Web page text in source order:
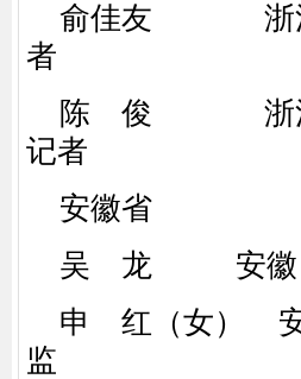
俞佳友 浙江日
者
陈 俊 浙江广
记者
安徽省
吴 龙 安徽日报
申 红（女） 安
监